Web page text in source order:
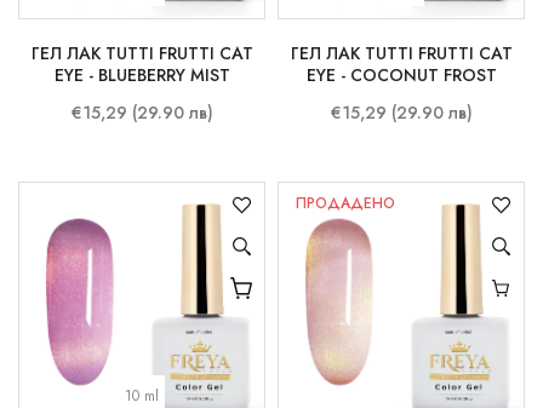
ГЕЛ ЛАК TUTTI FRUTTI CAT
EYE - BLUEBERRY MIST
€15,29 (29.90 лв)
ГЕЛ ЛАК TUTTI FRUTTI CAT
EYE - COCONUT FROST
€15,29 (29.90 лв)
10 ml
ПРОДАДЕНО